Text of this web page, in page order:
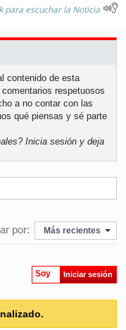
para escuchar la Noticia
contenido de esta
respetuosos
a no contar con las
qué piensas y sé parte
Inicia sesión y deja
por: Más recientes
Soy Iniciar sesión